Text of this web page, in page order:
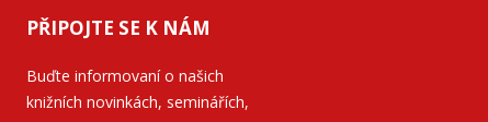
PŘIPOJTE SE K NÁM
Buďte informovaní o našich
knižních novinkách, seminářích,